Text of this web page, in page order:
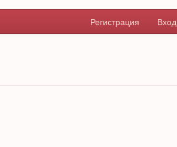
Регистрация Вход